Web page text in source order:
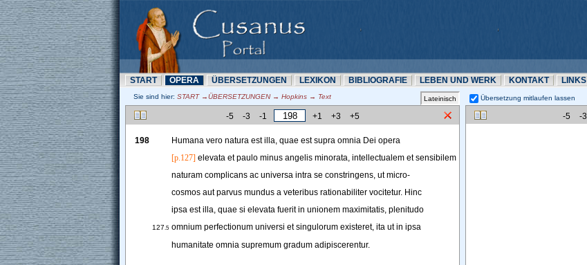
START OPERA ÜBERSETZUNN LEXIKON BIBLIOGRAFIE LEBEN UND WERK KONTAKT LINKS
Sie sind hier: START →ÜBERSETZUNN → Hopkins → Text Übersetzung mitlaufen lassen
-5 -3 -1 +1 +3 +5
198 Humana vero natura est illa, quae est supra omnia Dei opera
[p.127] elevata et paulo minus angelis minorata, intellectualem et sensibilem
naturam complicans ac universa intra se constringens, ut micro-
cosmos aut parvus mundus a veteribus rationabiliter vocitetur. Hinc
ipsa est illa, quae si elevata fuerit in unionem maximitatis, plenitudo
127.5 omnium perfectionum universi et singulorum existeret, ita ut in ipsa
humanitate omnia supremum gradum adipiscerentur.
-5 -3